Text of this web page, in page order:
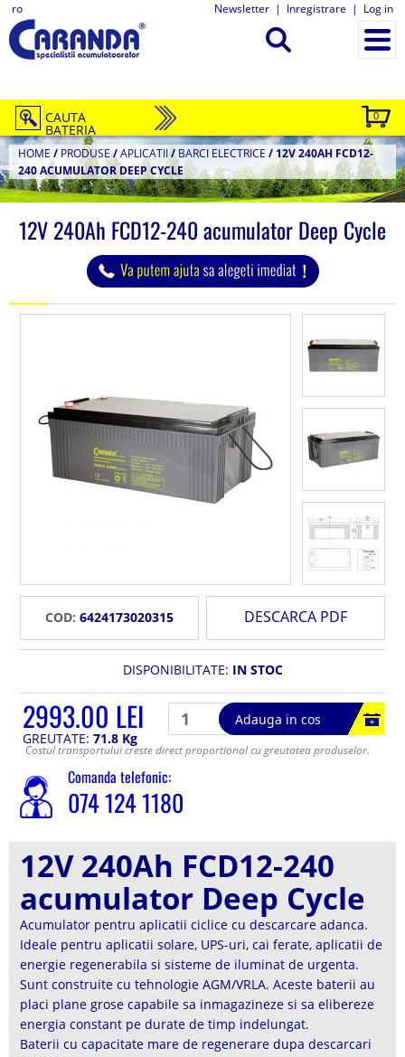
ro Newsletter | Inregistrare | Log in
0
CAUTA
BATERIA
HOME / PRODUSE/APLICATII/BARCI ELECTRICE /12V 240AH FCD12-
240 ACUMULATOR DEEP CYCLE
12V 240Ah FCD12-240 acumulator Deep Cycle
COD: 6424173020315 DESCARCA PDF
DISPONIBILITATE: IN STOC
2993.00 LEI
Adauga in cos
GREUTATE: 71.8 Kg
Costul transportului creste direct proportional cu greutatea produselor.
Comanda telefonic:
074 124 1180
12V 240Ah FCD12-240
acumulator Deep Cycle
Acumulator pentru aplicatii ciclice cu descarcare adanca.
Ideale pentru aplicatii solare, UPS-uri, cai ferate, aplicatii de
energie regenerabila si sisteme de iluminat de urgenta.
Sunt construite cu tehnologie AGM/VRLA. Aceste baterii au
placi plane grose capabile sa inmagazineze si sa elibereze
energia constant pe durate de timp indelungat.
Baterii cu capacitate mare de regenerare dupa descarcari